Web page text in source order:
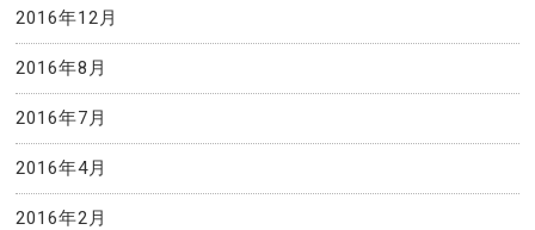
2016年12月
2016年8月
2016年7月
2016年4月
2016年2月